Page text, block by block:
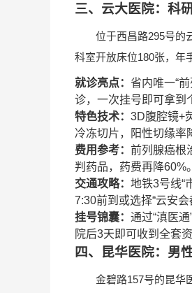
三、云大医院：科
位于西昌路295号的
科室开放床位180张，年
就诊亮点： 省内唯一“
诊，一次挂号即可拿到
特色技术： 3D腹腔镜+
冷冻切片，阳性切缘率
费用参考： 前列腺癌根
判药品，药费再降60%。
交通攻略： 地铁3号线“
7:30前到或选择“云安会
挂号锦囊： 通过“滇医
院后3天即可收到全套
四、昆华医院：男
金碧路157号的昆华